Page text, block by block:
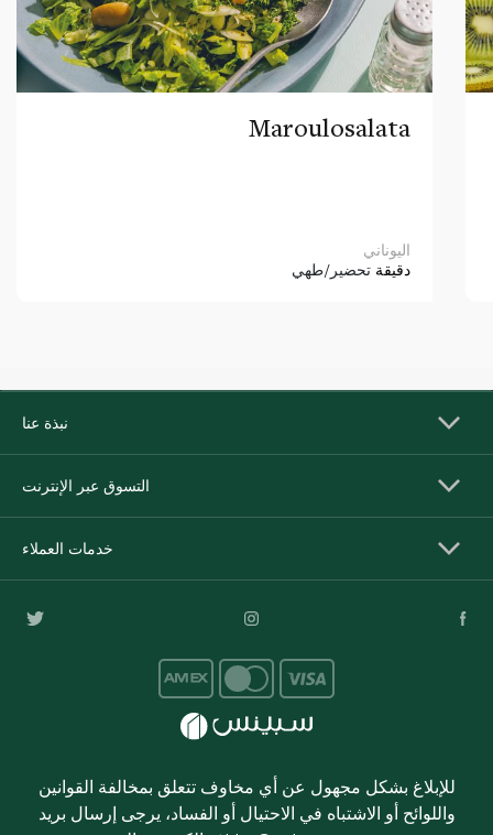
Maroulosalata
اليوناني
دقيقة تحضير/طهي
نبذة عنا
التسوق عبر الإنترنت
خدمات العملاء
للإبلاغ بشكل مجهول عن أي مخاوف تتعلق بمخالفة القوانين
واللوائح أو الاشتباه في الاحتيال أو الفساد، يرجى إرسال بريد